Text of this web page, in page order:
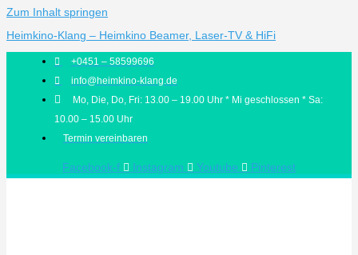
Zum Inhalt springen
Heimkino-Klang – Heimkino Beamer, Laser-TV & HiFi
+0451 – 58599696
info@heimkino-klang.de
Mo, Die, Do, Fri: 13.00 – 19.00 Uhr * Mi geschlossen * Sa:
10.00 – 15.00 Uhr
Termin vereinbaren
Facebook-f Instagram Youtube Pinterest